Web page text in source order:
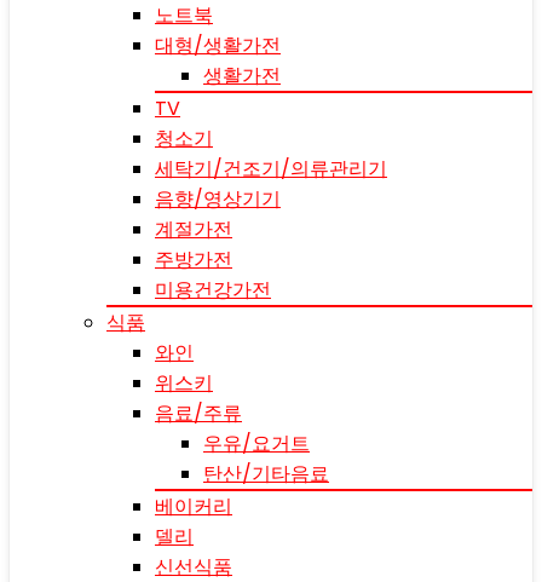
노트북
대형/생활가전
생활가전
TV
청소기
세탁기/건조기/의류관리기
음향/영상기기
계절가전
주방가전
미용건강가전
식품
와인
위스키
음료/주류
우유/요거트
탄산/기타음료
베이커리
델리
신선식품